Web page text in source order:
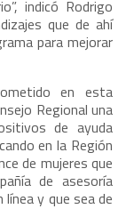
indicó Rodrigo
que de ahí
para mejorar
en esta
Regional una
de ayuda
en la Región
de mujeres que
de asesoría
y que sea de